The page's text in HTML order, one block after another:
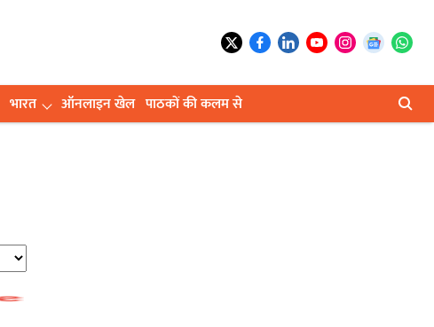
भारत ऑनलाइन खेल पाठकों की कलम से